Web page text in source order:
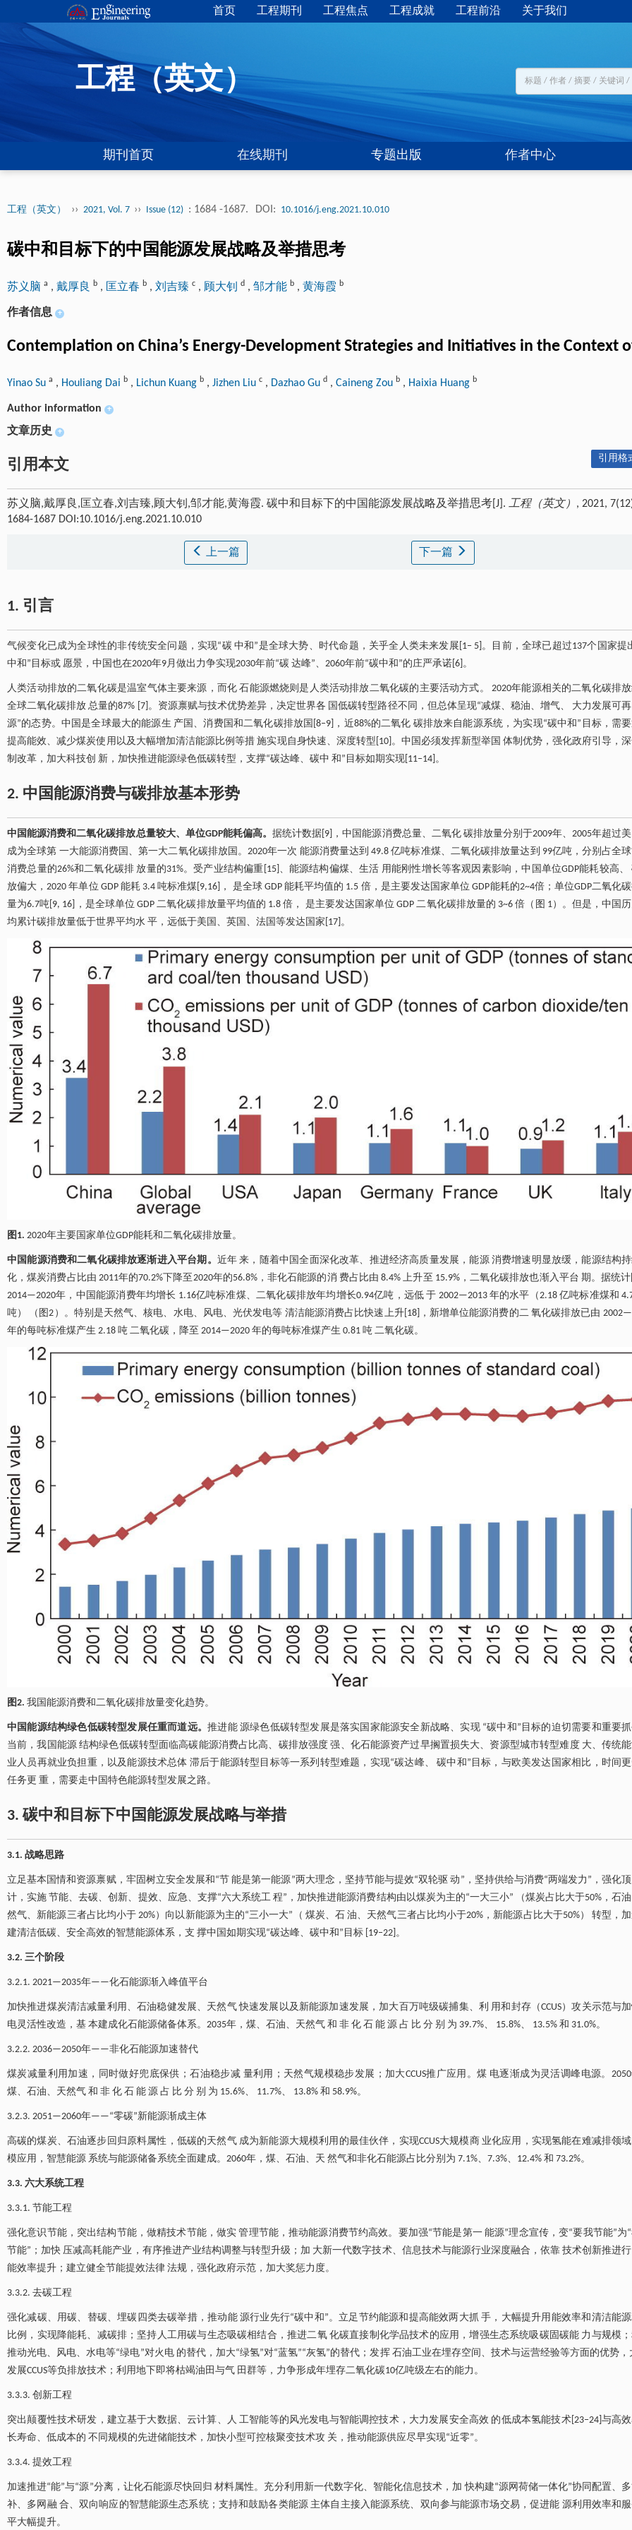
首页 工程期刊 工程焦点 工程成就 工程前沿 关于我们
工程（英文）
期刊首页 在线期刊 专题出版 作者中心
工程（英文） ›› 2021, Vol. 7 ›› Issue (12) : 1684 -1687. DOI: 10.1016/j.eng.2021.10.010
碳中和目标下的中国能源发展战略及举措思考
苏义脑 a , 戴厚良 b , 匡立春 b , 刘吉臻 c , 顾大钊 d , 邹才能 b , 黄海霞 b
作者信息 +
Contemplation on China’s Energy-Development Strategies and Initiatives in the Context
Yinao Su a , Houliang Dai b , Lichun Kuang b , Jizhen Liu c , Dazhao Gu d , Caineng Zou b , Haixia Huang b
Author information +
文章历史 +
引用本文 引用格
苏义脑,戴厚良,匡立春,刘吉臻,顾大钊,邹才能,黄海霞. 碳中和目标下的中国能源发展战略及举措思考[J]. 工程（英文） , 2021,
1684-1687 DOI:10.1016/j.eng.2021.10.010
上一篇 下一篇
1. 引言
气候变化已成为全球性的非传统安全问题，实现“碳 中和”是全球大势、时代命题，关乎全人类未来发展[1‒ 5]。目前，全球已超过137个国家提
中和”目标或 愿景，中国也在2020年9月做出力争实现2030年前“碳 达峰”、2060年前“碳中和”的庄严承诺[6]。
人类活动排放的二氧化碳是温室气体主要来源，而化 石能源燃烧则是人类活动排放二氧化碳的主要活动方式。 2020年能源相关的二氧化碳排
全球二氧化碳排放 总量的87% [7]。资源禀赋与技术优势差异，决定世界各 国低碳转型路径不同，但总体呈现“减煤、稳油、增气、 大力发展可
源”的态势。中国是全球最大的能源生 产国、消费国和二氧化碳排放国[8‒9]，近88%的二氧化 碳排放来自能源系统，为实现“碳中和”目标，需
提高能效、减少煤炭使用以及大幅增加清洁能源比例等措 施实现自身快速、深度转型[10]。中国必须发挥新型举国 体制优势，强化政府引导，
制改革，加大科技创 新，加快推进能源绿色低碳转型，支撑“碳达峰、碳中 和”目标如期实现[11‒14]。
2. 中国能源消费与碳排放基本形势
中国能源消费和二氧化碳排放总量较大、单位GDP能耗偏高。据统计数据[9]，中国能源消费总量、二氧化 碳排放量分别于2009年、2005年超过
成为全球第 一大能源消费国、第一大二氧化碳排放国。2020年一次 能源消费量达到 49.8 亿吨标准煤、二氧化碳排放量达到 99亿吨，分别占全
消费总量的26%和二氧化碳排 放量的31%。受产业结构偏重[15]、能源结构偏煤、生活 用能刚性增长等客观因素影响，中国单位GDP能耗较高、
放偏大，2020 年单位 GDP 能耗 3.4 吨标准煤[9,16]， 是全球 GDP 能耗平均值的 1.5 倍，是主要发达国家单位 GDP能耗的2~4倍；单位GDP二氧化
量为6.7吨[9, 16]，是全球单位 GDP 二氧化碳排放量平均值的 1.8 倍， 是主要发达国家单位 GDP 二氧化碳排放量的 3~6 倍（图 1）。但是，中国
均累计碳排放量低于世界平均水 平，远低于美国、英国、法国等发达国家[17]。
图1. 2020年主要国家单位GDP能耗和二氧化碳排放量。
中国能源消费和二氧化碳排放逐渐进入平台期。 近年 来，随着中国全面深化改革、推进经济高质量发展，能源 消费增速明显放缓，能源结构
化，煤炭消费占比由 2011年的70.2%下降至2020年的56.8%，非化石能源的消 费占比由 8.4% 上升至 15.9%，二氧化碳排放也渐入平台 期。据统
2014—2020年，中国能源消费年均增长 1.16亿吨标准煤、二氧化碳排放年均增长0.94亿吨，远低 于 2002—2013 年的水平（2.18 亿吨标准煤和
吨） （图2）。特别是天然气、核电、水电、风电、光伏发电等 清洁能源消费占比快速上升[18]，新增单位能源消费的二 氧化碳排放已由
年的每吨标准煤产生 2.18 吨 二氧化碳，降至 2014—2020 年的每吨标准煤产生 0.81 吨 二氧化碳。
图2. 我国能源消费和二氧化碳排放量变化趋势。
中国能源结构绿色低碳转型发展任重而道远。推进能 源绿色低碳转型发展是落实国家能源安全新战略、实现 “碳中和”目标的迫切需要和重要
当前，我国能源 结构绿色低碳转型面临高碳能源消费占比高、碳排放强度 强、化石能源资产过早搁置损失大、资源型城市转型难度 大、传统
业人员再就业负担重，以及能源技术总体 滞后于能源转型目标等一系列转型难题，实现“碳达峰、 碳中和”目标，与欧美发达国家相比，时间
任务更 重，需要走中国特色能源转型发展之路。
3. 碳中和目标下中国能源发展战略与举措
3.1. 战略思路
立足基本国情和资源禀赋，牢固树立安全发展和“节 能是第一能源”两大理念，坚持节能与提效“双轮驱 动”，坚持供给与消费“两端发力”，强化
计，实施 节能、去碳、创新、提效、应急、支撑“六大系统工 程”，加快推进能源消费结构由以煤炭为主的“一大三小” （煤炭占比大于50%，石
然气、新能源三者占比均小于 20%）向以新能源为主的“三小一大”（ 煤炭、石 油、天然气三者占比均小于20%，新能源占比大于50%） 转型，
建清洁低碳、安全高效的智慧能源体系，支 撑中国如期实现“碳达峰、碳中和”目标 [19‒22]。
3.2. 三个阶段
3.2.1. 2021—2035年——化石能源渐入峰值平台
加快推进煤炭清洁减量利用、石油稳健发展、天然气 快速发展以及新能源加速发展，加大百万吨级碳捕集、利 用和封存（CCUS）攻关示范与
电灵活性改造，基 本建成化石能源储备体系。2035年，煤、石油、天然气 和 非 化 石 能 源 占 比 分 别 为 39.7%、 15.8%、 13.5% 和 31.0%。
3.2.2. 2036—2050年——非化石能源加速替代
煤炭减量利用加速，同时做好兜底保供；石油稳步减 量利用；天然气规模稳步发展；加大CCUS推广应用。煤 电逐渐成为灵活调峰电源。
煤、石油、天然气 和 非 化 石 能 源 占 比 分 别 为 15.6%、 11.7%、 13.8% 和 58.9%。
3.2.3. 2051—2060年——“零碳”新能源渐成主体
高碳的煤炭、石油逐步回归原料属性，低碳的天然气 成为新能源大规模利用的最佳伙伴，实现CCUS大规模商 业化应用，实现氢能在难减排领
模应用，智慧能源 系统与能源储备系统全面建成。2060年，煤、石油、天 然气和非化石能源占比分别为 7.1%、7.3%、12.4% 和 73.2%。
3.3. 六大系统工程
3.3.1. 节能工程
强化意识节能，突出结构节能，做精技术节能，做实 管理节能，推动能源消费节约高效。要加强“节能是第一 能源”理念宣传，变“要我节能”为
节能”；加快 压减高耗能产业，有序推进产业结构调整与转型升级；加 大新一代数字技术、信息技术与能源行业深度融合，依靠 技术创新推进
能效率提升；建立健全节能提效法律 法规，强化政府示范，加大奖惩力度。
3.3.2. 去碳工程
强化减碳、用碳、替碳、埋碳四类去碳举措，推动能 源行业先行“碳中和”。立足节约能源和提高能效两大抓 手，大幅提升用能效率和清洁能
比例，实现降能耗、减碳排；坚持人工用碳与生态吸碳相结合，推进二氧 化碳直接制化学品技术的应用，增强生态系统吸碳固碳能 力与规模
推动光电、风电、水电等“绿电”对火电 的替代，加大“绿氢”对“蓝氢”“灰氢”的替代；发挥 石油工业在埋存空间、技术与运营经验等方面的优势，
发展CCUS等负排放技术；利用地下即将枯竭油田与气 田群等，力争形成年埋存二氧化碳10亿吨级左右的能力。
3.3.3. 创新工程
突出颠覆性技术研发，建立基于大数据、云计算、人 工智能等的风光发电与智能调控技术，大力发展安全高效 的低成本氢能技术[23‒24]与高
长寿命、低成本的 不同规模的先进储能技术，加快小型可控核聚变技术攻 关，推动能源供应尽早实现“近零”。
3.3.4. 提效工程
加速推进“能”与“源”分离，让化石能源尽快回归 材料属性。充分利用新一代数字化、智能化信息技术，加 快构建“源网荷储一体化”协同配置、
补、多网融 合、双向响应的智慧能源生态系统；支持和鼓励各类能源 主体自主接入能源系统、双向参与能源市场交易，促进能 源利用效率和
平大幅提升。